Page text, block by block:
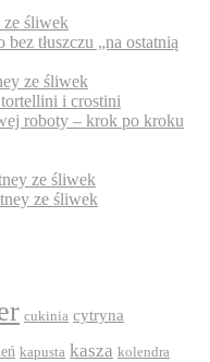
śliwek
tłuszczu „na ostatnią
ze śliwek
tortellini i crostini
roboty – krok po kroku
ze śliwek
ze śliwek
cukinia cytryna
kapusta kasza kolendra